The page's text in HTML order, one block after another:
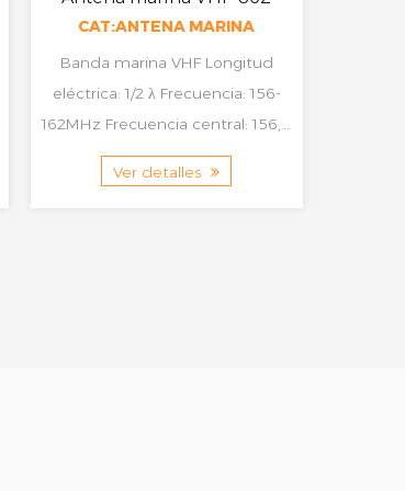
CAT:ANTENA MARINA
Banda marina VHF Longitud
eléctrica: 1/2 λ Frecuencia: 156-
162MHz Frecuencia central: 156,8
MHz VSWR: Polarizació...
Ver detalles